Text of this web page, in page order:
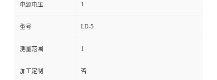
在
线
电源电压 1
型号 LD-5
测量范围 1
加工定制 否